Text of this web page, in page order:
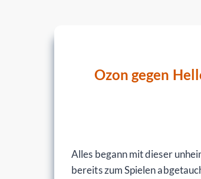
Ozon gegen
Alles begann mit dieser
bereits zum Spielen